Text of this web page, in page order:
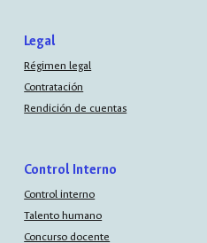
Legal
Régimen legal
Contratación
Rendición de cuentas
Control Interno
Control interno
Talento humano
Concurso docente